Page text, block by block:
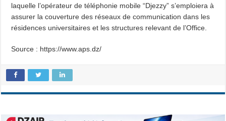
laquelle l’opérateur de téléphonie mobile “Djezzy” s’emploiera à
assurer la couverture des réseaux de communication dans les
résidences universitaires et les structures relevant de l’Office.
Source : https://www.aps.dz/